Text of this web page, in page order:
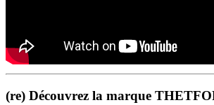
(re) Découvrez la marque